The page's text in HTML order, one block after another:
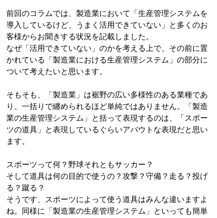
前回のコラムでは、製造業において「生産管理システムを
導入しているけど、うまく活用できていない」と多くのお
客様からお聞きする状況を記載しました。
なぜ「活用できていない」のかを考える上で、その前に置
かれている「製造業における生産管理システム」の部分に
ついて考えたいと思います。
そもそも、「製造業」は裾野の広い多様性のある業種であ
り、一括りで纏められるほど単純ではありません。「製造
業の生産管理システム」と括って表現するのは、「スポー
ツの道具」と表現しているぐらいアバウトな表現だと思い
ます。
スポーツって何？野球それともサッカー？
そして道具は何の目的で使うの？攻撃？守備？走る？投げ
る？蹴る？
そうです、スポーツによって使う道具はみんな違いますよ
ね。同様に「製造業の生産管理システム」といっても簡単